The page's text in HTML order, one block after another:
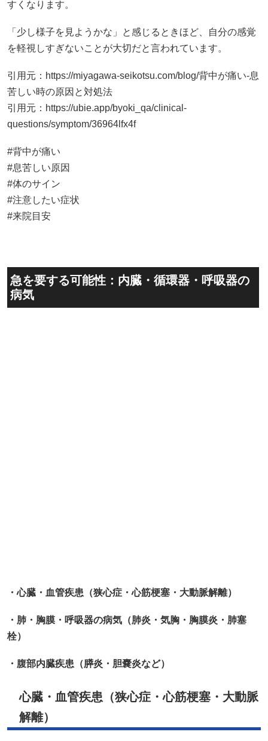
すくなります。
「少し様子を見ようかな」と感じるときほど、自分の感覚
を軽視しすぎないことが大切だと言われています。
引用元：https://miyagawa-seikotsu.com/blog/背中が痛い-息
苦しい時の原因と対処法
引用元： https://ubie.app/byoki_qa/clinical-
questions/symptom/36964lfx4f
#背中が痛い
#息苦しい原因
#体のサイン
#注意したい症状
#来院目安
急を要する可能性：内臓・循環器・呼吸器の
病気
心臓・血管疾患（狭心症・心筋梗塞・大動脈
解離）
「背中が痛いのに、なんだか息苦しい…」
あると言われています。たとえば狭心症や心筋梗塞では、
胸だけでなく背中や肩甲骨まわりに違和感が出るケースが
あるようです。